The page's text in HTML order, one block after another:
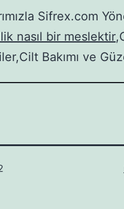
Sifrex.com
nasıl bir meslektir
Bakımı ve